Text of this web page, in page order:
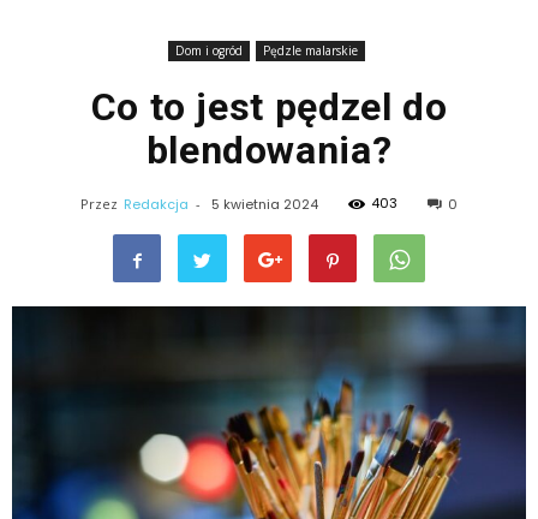
Dom i ogród Pędzle malarskie
Co to jest pędzel do
blendowania?
Przez Redakcja - 5 kwietnia 2024 403 0